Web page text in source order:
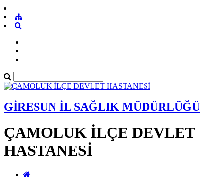
GİRESUN İL SAĞLIK MÜDÜRLÜĞÜ
ÇAMOLUK İLÇE DEVLET
HASTANESİ